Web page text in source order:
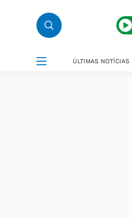
ÚLTIMAS NOTÍCIAS